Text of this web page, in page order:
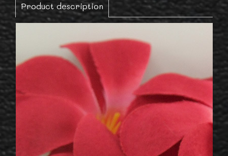
Product description